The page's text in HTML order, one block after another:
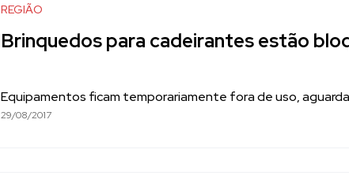
REGIÃO
Brinquedos para cadeirantes estão
Equipamentos ficam temporariamente fora de uso,
29/08/2017